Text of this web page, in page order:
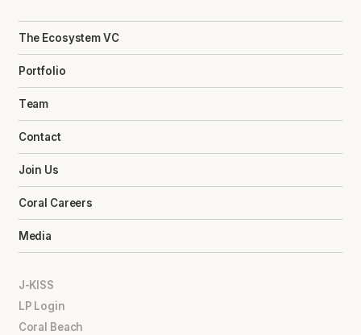
The Ecosystem VC
Portfolio
Team
Contact
Join Us
Coral Careers
Media
J-KISS
LP Login
Coral Beach